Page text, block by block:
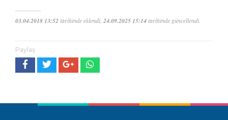
03.04.2018 13:52tarihinde eklendi, 24.09.2025 15:14tarihinde güncellendi.
Paylaş